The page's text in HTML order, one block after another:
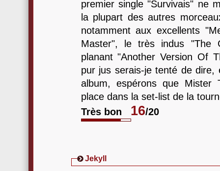
premier single "Survivais" ne
la plupart des autres
notamment aux excellents
Master", le très indus "The
planant "Another Version Of
pur jus serais-je tenté de
album, espérons que Mister
place dans la set-list de la
Très bon
16/20
Jekyll